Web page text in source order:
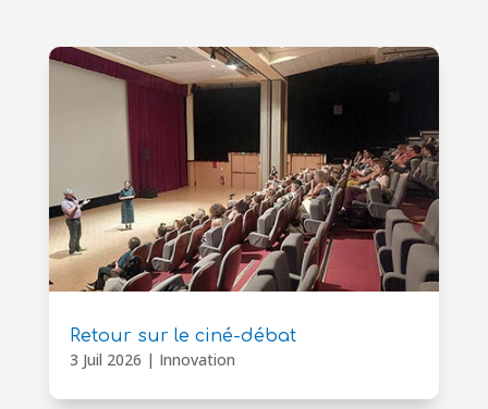
Retour sur le ciné-débat
3 Juil 2026 | Innovation